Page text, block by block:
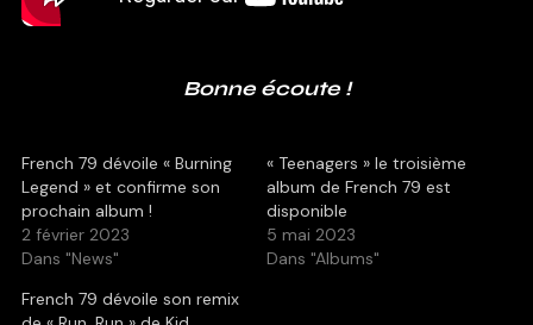
Bonne écoute !
French 79 dévoile « Burning
Legend » et confirme son
prochain album !
2 février 2023
Dans "News"
« Teenagers » le troisième
album de French 79 est
disponible
5 mai 2023
Dans "Albums"
French 79 dévoile son remix